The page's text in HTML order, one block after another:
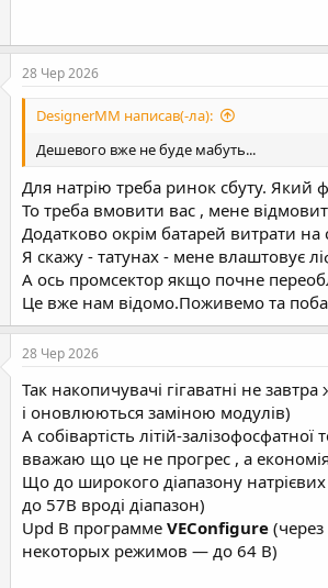
28 Чер 2026
DesignerMM написав(-ла):
Дешевого вже не буде мабуть...
Для натрію треба ринок сбуту. Який
То треба вмовити вас , мене
Додатково окрім батарей витрати на
Я скажу - татунах - мене влаштовує
А ось промсектор якщо почне
Це вже нам відомо.Поживемо та
28 Чер 2026
Так накопичувачі гігаватні не
і оновлюються заміною модулів)
А собівартість літій-
вважаю що це не прогрес , а
Що до широкого діапазону
до 57В вроді діапазон)
Upd В программе VEConfigure
некоторых режимов — до 64 В)